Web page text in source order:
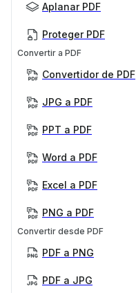
Aplanar PDF
Proteger PDF
Convertir a PDF
Convertidor de PDF
JPG a PDF
PPT a PDF
Word a PDF
Excel a PDF
PNG a PDF
Convertir desde PDF
PDF a PNG
PDF a JPG